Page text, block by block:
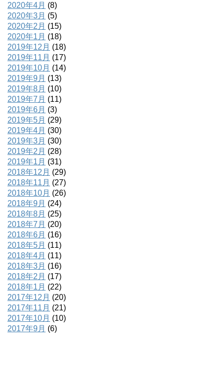
2020年4月 (8)
2020年3月 (5)
2020年2月 (15)
2020年1月 (18)
2019年12月 (18)
2019年11月 (17)
2019年10月 (14)
2019年9月 (13)
2019年8月 (10)
2019年7月 (11)
2019年6月 (3)
2019年5月 (29)
2019年4月 (30)
2019年3月 (30)
2019年2月 (28)
2019年1月 (31)
2018年12月 (29)
2018年11月 (27)
2018年10月 (26)
2018年9月 (24)
2018年8月 (25)
2018年7月 (20)
2018年6月 (16)
2018年5月 (11)
2018年4月 (11)
2018年3月 (16)
2018年2月 (17)
2018年1月 (22)
2017年12月 (20)
2017年11月 (21)
2017年10月 (10)
2017年9月 (6)